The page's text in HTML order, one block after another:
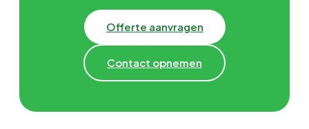
Offerte aanvragen
Contact opnemen